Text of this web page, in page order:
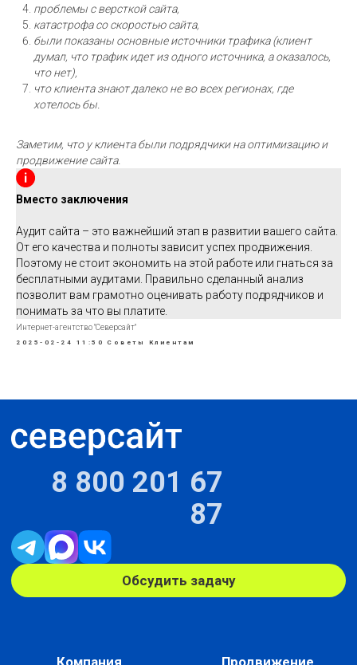
проблемы с версткой сайта,
катастрофа со скоростью сайта,
были показаны основные источники трафика (клиент
думал, что трафик идет из одного источника, а оказалось,
что нет),
что клиента знают далеко не во всех регионах, где
хотелось бы.
Заметим, что у клиента были подрядчики на оптимизацию и
продвижение сайта.
Вместо заключения
Аудит сайта – это важнейший этап в развитии вашего сайта.
От его качества и полноты зависит успех продвижения.
Поэтому не стоит экономить на этой работе или гнаться за
бесплатными аудитами. Правильно сделанный анализ
позволит вам грамотно оценивать работу подрядчиков и
понимать за что вы платите.
Интернет-агентство "Северсайт"
2025-02-24 11:50 Советы Клиентам